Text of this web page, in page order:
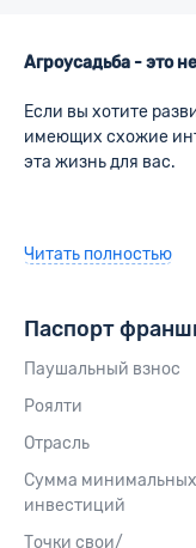
Агроусадьба - это
Если вы хотите
имеющих схожие
эта жизнь для вас.
Читать полностью
Паспорт
Паушальный взнос
Роялти
Отрасль
Сумма минимальных
инвестиций
Точки свои/